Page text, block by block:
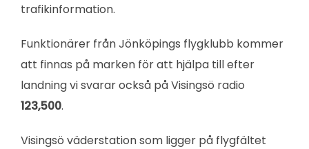
trafikinformation.
Funktionärer från Jönköpings flygklubb kommer
att finnas på marken för att hjälpa till efter
landning vi svarar också på Visingsö radio
123,500.
Visingsö väderstation som ligger på flygfältet